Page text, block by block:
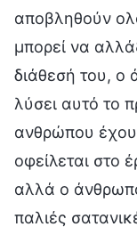
αποβληθούν
μπορεί να
διάθεσή του, ο
λύσει αυτό το
ανθρώπου
οφείλεται στο
αλλά ο
παλιές